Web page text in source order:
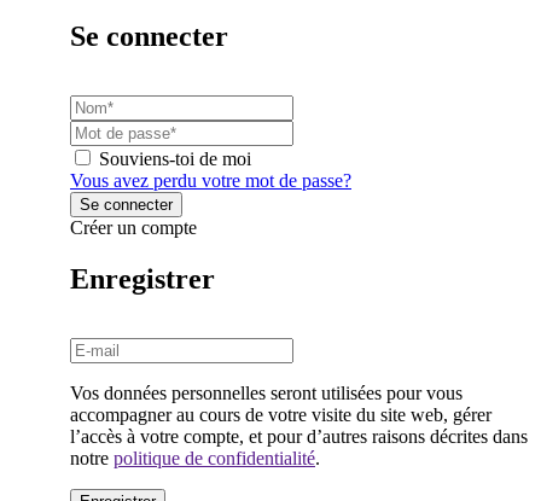
Se connecter
Souviens-toi de moi
Vous avez perdu votre mot de passe?
Créer un compte
Enregistrer
Vos données personnelles seront utilisées pour vous
accompagner au cours de votre visite du site web, gérer
l’accès à votre compte, et pour d’autres raisons décrites dans
notre politique de confidentialité.